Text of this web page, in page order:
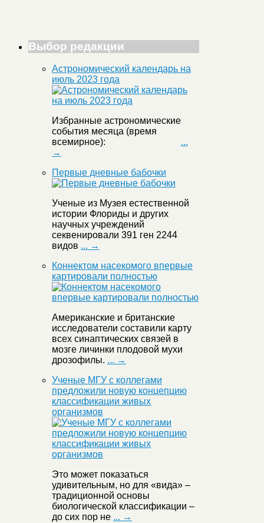
Выбор редакции
Астрономический календарь на
июль 2023 года
Избранные астрономические
события месяца (время
всемирное): ...
→
Первые дневные бабочки
Ученые из Музея естественной
истории Флориды и других
научных учреждений
секвенировали 391 ген 2244
видов ... →
Коннектом насекомого впервые
картировали полностью
Американские и британские
исследователи составили карту
всех синаптических связей в
мозге личинки плодовой мухи
дрозофилы. ... →
Ученые МГУ с коллегами
предложили новую концепцию
классификации живых
организмов
Это может показаться
удивительным, но для «вида» –
традиционной основы
биологической классификации –
до сих пор не ... →